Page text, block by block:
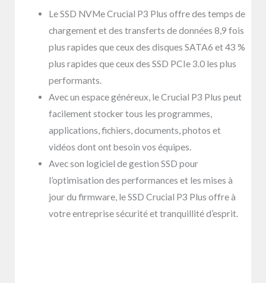
Le SSD NVMe Crucial P3 Plus offre des temps de
chargement et des transferts de données 8,9 fois
plus rapides que ceux des disques SATA6 et 43 %
plus rapides que ceux des SSD PCIe 3.0 les plus
performants.
Avec un espace généreux, le Crucial P3 Plus peut
facilement stocker tous les programmes,
applications, fichiers, documents, photos et
vidéos dont ont besoin vos équipes.
Avec son logiciel de gestion SSD pour
l’optimisation des performances et les mises à
jour du firmware, le SSD Crucial P3 Plus offre à
votre entreprise sécurité et tranquillité d’esprit.